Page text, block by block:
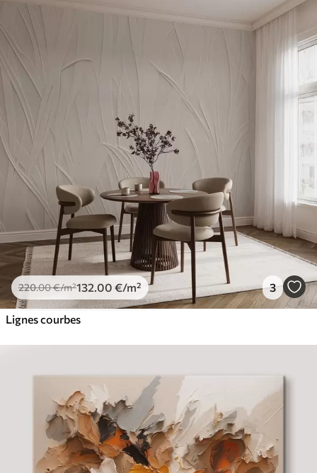
220.00€/m²132.00 €/m² 3
Lignes courbes